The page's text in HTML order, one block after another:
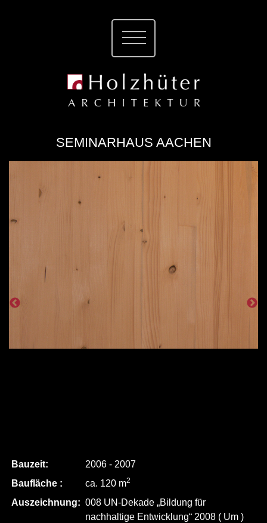
SEMINARHAUS AACHEN
Bauzeit:
2006 - 2007
Baufläche :
ca. 120 m2
Auszeichnung: 008 UN-Dekade „Bildung für
nachhaltige Entwicklung“ 2008 ( Um )